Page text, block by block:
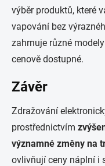
výběr produktů, které
vapování bez
zahrnuje různé
cenově dostupné.
Závěr
Zdražování
prostřednictvím
významné změny na
ovlivňují ceny náplní i